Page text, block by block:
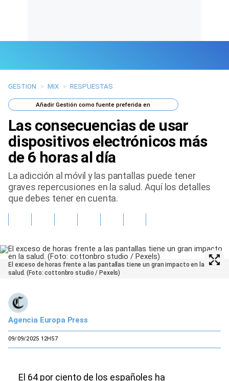
Últimas Noticias
Mi Bolsillo
Respuestas
Gente
Tendencias Mix
Sports
GESTION > MIX > RESPUESTAS
AñadirGestión como fuente preferida en
Las consecuencias de usar
dispositivos electrónicos más
de 6 horas al día
La adicción al móvil y las pantallas puede tener
graves repercusiones en la salud. Aquí los detalles
que debes tener en cuenta.
El exceso de horas frente a las pantallas tiene un gran impacto en la
salud. (Foto: cottonbro studio / Pexels)
Agencia Europa Press
09/09/2025 12H57
El 64 por ciento de los españoles ha